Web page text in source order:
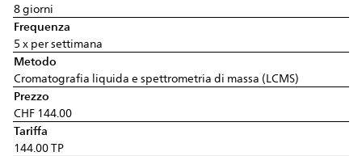
8 giorni
Frequenza
5 x per settimana
Metodo
Cromatografia liquida e spettrometria di massa (LCMS)
Prezzo
CHF 144.00
Tariffa
144.00 TP